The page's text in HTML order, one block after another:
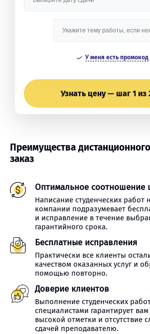
У меня есть промокод
Узнать цену — шаг 1 из
Преимущества
заказ
Оптимальное соотношение
Написание студенческих работ
компании подразумевает
и исправление в течение
гарантийного срока.
Бесплатные исправления
Практически все клиенты
качеством оказанных услуг и
помощью повторно.
Доверие клиентов
Выполнение студенческих
специалистами гарантирует
высокой отметки и отсутствие
сдачей преподавателю.